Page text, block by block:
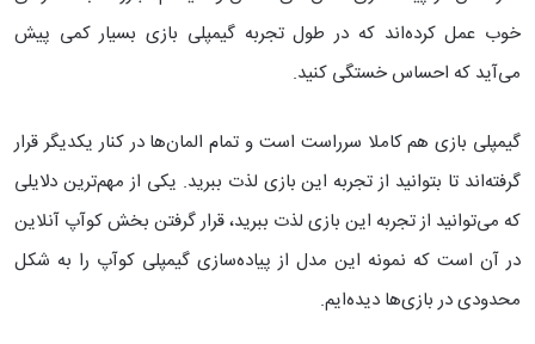
خوب عمل کرده‌اند که در طول تجربه گیمپلی بازی بسیار کمی پیش
می‌آید که احساس خستگی کنید.
گیمپلی بازی هم کاملا سرراست است و تمام المان‌ها در کنار یکدیگر قرار
گرفته‌اند تا بتوانید از تجربه این بازی لذت ببرید. یکی از مهم‌ترین دلایلی
که می‌توانید از تجربه این بازی لذت ببرید، قرار گرفتن بخش کوآپ آنلاین
در آن است که نمونه این مدل از پیاده‌سازی گیمپلی کوآپ را به شکل
محدودی در بازی‌ها دیده‌ایم.